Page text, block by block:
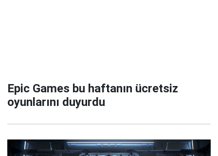
Epic Games bu haftanın ücretsiz
oyunlarını duyurdu